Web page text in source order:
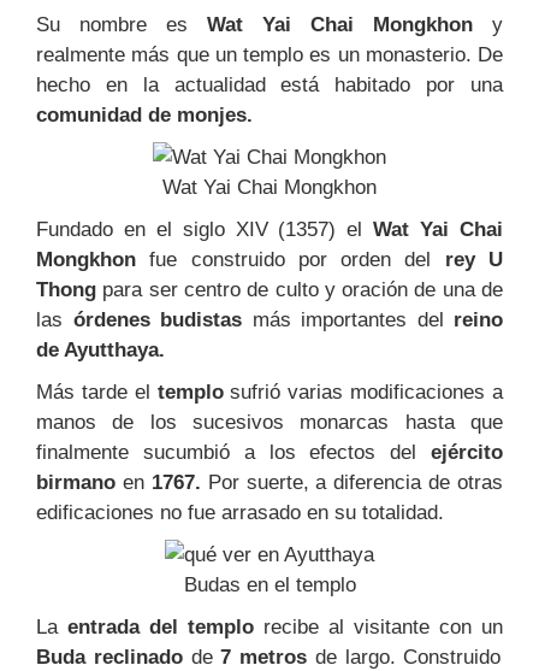
Su nombre es Wat Yai Chai Mongkhon y
realmente más que un templo es un monasterio. De
hecho en la actualidad está habitado por una
comunidad de monjes.
Wat Yai Chai Mongkhon
Fundado en el siglo XIV (1357) elWat Yai Chai
Mongkhon fue construido por orden del rey U
Thong para ser centro de culto y oración de una de
las órdenes budistas más importantes del reino
de Ayutthaya.
Más tarde el templosufrió varias modificaciones a
manos de los sucesivos monarcas hasta que
finalmente sucumbió a los efectos del
ejército
birmano en 1767. Por suerte, a diferencia de otras
edificaciones no fue arrasado en su totalidad.
Budas en el templo
La entrada del templo recibe al visitante con un
Buda reclinadode7 metros de largo. Construido